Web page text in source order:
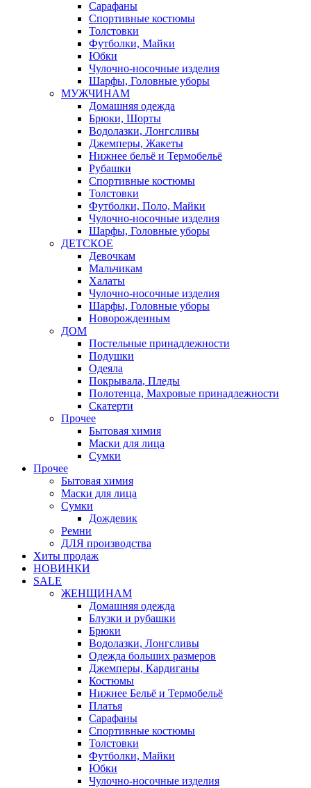
Сарафаны
Спортивные костюмы
Толстовки
Футболки, Майки
Юбки
Чулочно-носочные изделия
Шарфы, Головные уборы
МУЖЧИНАМ
Домашняя одежда
Брюки, Шорты
Водолазки, Лонгсливы
Джемперы, Жакеты
Нижнее бельё и Термобельё
Рубашки
Спортивные костюмы
Толстовки
Футболки, Поло, Майки
Чулочно-носочные изделия
Шарфы, Головные уборы
ДЕТСКОЕ
Девочкам
Мальчикам
Халаты
Чулочно-носочные изделия
Шарфы, Головные уборы
Новорожденным
ДОМ
Постельные принадлежности
Подушки
Одеяла
Покрывала, Пледы
Полотенца, Махровые принадлежности
Скатерти
Прочее
Бытовая химия
Маски для лица
Сумки
Прочее
Бытовая химия
Маски для лица
Сумки
Дождевик
Ремни
ДЛЯ производства
Хиты продаж
НОВИНКИ
SALE
ЖЕНЩИНАМ
Домашняя одежда
Блузки и рубашки
Брюки
Водолазки, Лонгсливы
Одежда больших размеров
Джемперы, Кардиганы
Костюмы
Нижнее Бельё и Термобельё
Платья
Сарафаны
Спортивные костюмы
Толстовки
Футболки, Майки
Юбки
Чулочно-носочные изделия